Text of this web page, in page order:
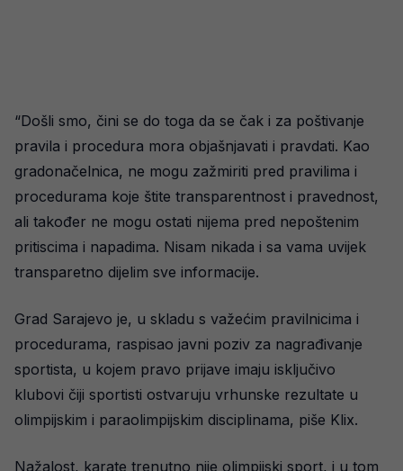
“Došli smo, čini se do toga da se čak i za poštivanje
pravila i procedura mora objašnjavati i pravdati. Kao
gradonačelnica, ne mogu zažmiriti pred pravilima i
procedurama koje štite transparentnost i pravednost,
ali također ne mogu ostati nijema pred nepoštenim
pritiscima i napadima. Nisam nikada i sa vama uvijek
transparetno dijelim sve informacije.
Grad Sarajevo je, u skladu s važećim pravilnicima i
procedurama, raspisao javni poziv za nagrađivanje
sportista, u kojem pravo prijave imaju isključivo
klubovi čiji sportisti ostvaruju vrhunske rezultate u
olimpijskim i paraolimpijskim disciplinama, piše Klix.
Nažalost, karate trenutno nije olimpijski sport, i u tom